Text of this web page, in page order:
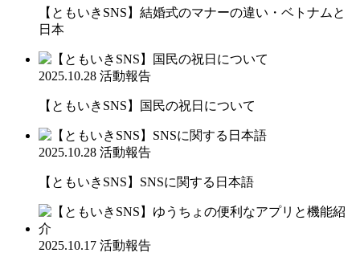
【ともいきSNS】結婚式のマナーの違い・ベトナムと
日本
2025.10.28 活動報告
【ともいきSNS】国民の祝日について
2025.10.28 活動報告
【ともいきSNS】SNSに関する日本語
2025.10.17 活動報告